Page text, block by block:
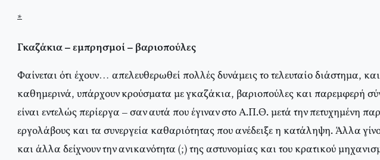
*
Γκαζάκια – εμπρησμοί – βαριοπούλες
Φαίνεται ότι έχουν… απελευθερωθεί πολλές δυνάμεις το τελευταίο διάστημα,
καθημερινά, υπάρχουν κρούσματα με γκαζάκια, βαριοπούλες και παρεμφερή
είναι εντελώς περίεργα – σαν αυτά που έγιναν στο Α.Π.Θ. μετά την πετυχημένη
εργολάβους και τα συνεργεία καθαριότητας που ανέδειξε η κατάληψη. Άλλα
και άλλα δείχνουν την ανικανότητα (;) της αστυνομίας και του κρατικού